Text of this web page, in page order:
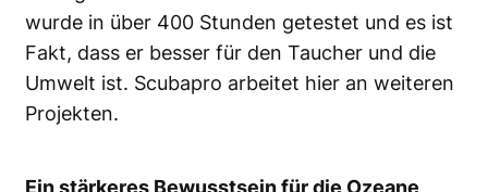
wurde in über 400 Stunden getestet und es ist
Fakt, dass er besser für den Taucher und die
Umwelt ist. Scubapro arbeitet hier an weiteren
Projekten.
Ein stärkeres Bewusstsein für die Ozeane